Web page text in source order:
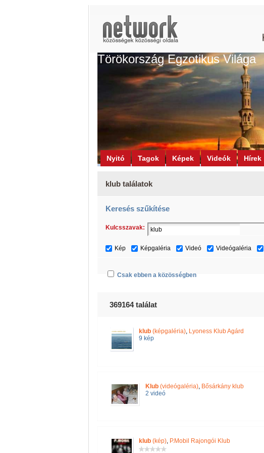
Törökország Egzotikus Világa
Nyitó Tagok Képek Videók Hírek
klub találatok
Keresés szűkítése
Kulcsszavak:
Kép Képgaléria Videó Videógaléria
Csak ebben a közösségben
369164 találat
klub (képgaléria), Lyoness Klub Agárd
9 kép
Klub (videógaléria), Bősárkány klub
2 videó
klub (kép), P.Mobil Rajongói Klub